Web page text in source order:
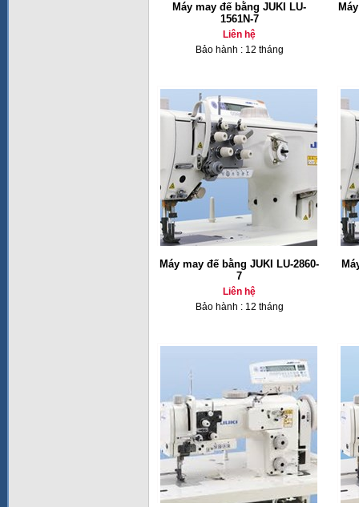
Máy may đế bằng JUKI LU-
1561N-7
Liên hệ
Bảo hành : 12 tháng
Máy may đế bằng JUKI LU-2860-
7
Liên hệ
Bảo hành : 12 tháng